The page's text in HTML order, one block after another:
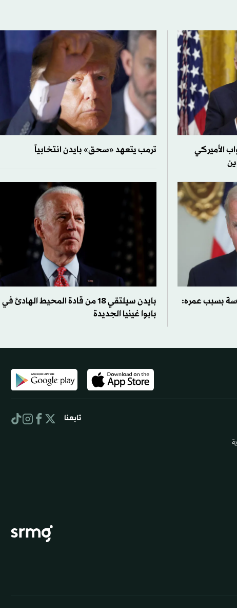
الأميركي
ترمب يتعهد «سحق» بايدن انتخابياً
بسبب عمره:
بايدن سيلتقي 18 من قادة المحيط الهادئ في
بابوا غينيا الجديدة
تابعنا